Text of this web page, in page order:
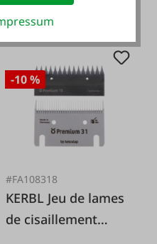
-10 %
#FA108318
KERBL Jeu de lames
de cisaillement